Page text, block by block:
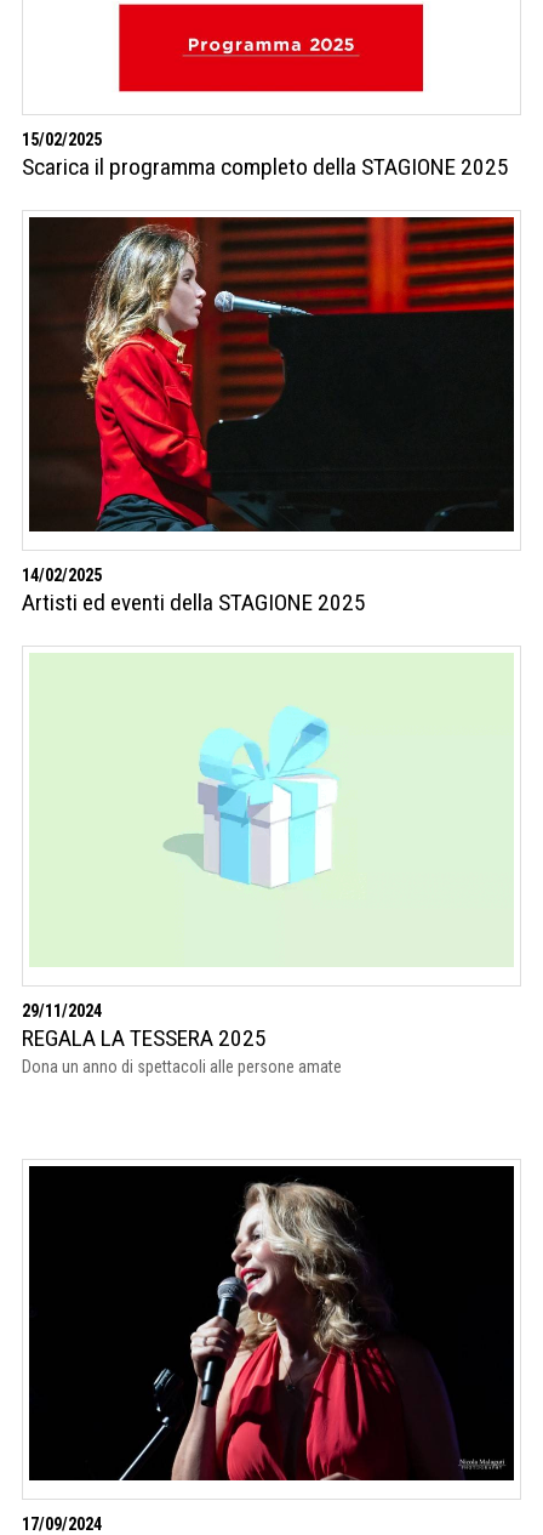
15/02/2025
Scarica il programma completo della STAGIONE 2025
14/02/2025
Artisti ed eventi della STAGIONE 2025
29/11/2024
REGALA LA TESSERA 2025
Dona un anno di spettacoli alle persone amate
17/09/2024